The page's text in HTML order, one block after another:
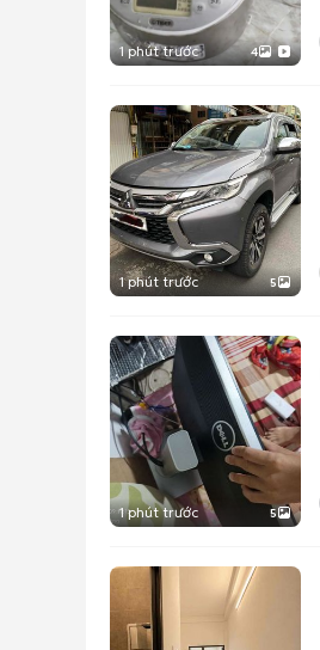
1 phút trước 4
1 phút trước 5
1 phút trước 5